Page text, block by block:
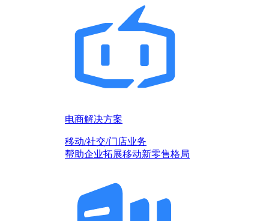
电商解决方案
移动/社交/门店业务
帮助企业拓展移动新零售格局